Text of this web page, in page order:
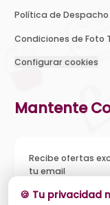
Política de Despacho
Condiciones de Foto
Configurar cookies
Mantente
Recibe ofertas
tu email
🍪 Tu privacidad